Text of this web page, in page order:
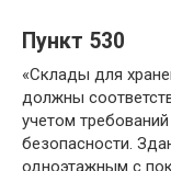
Пункт 530
«Склады для
должны
учетом
безопасности.
одноэтажным с